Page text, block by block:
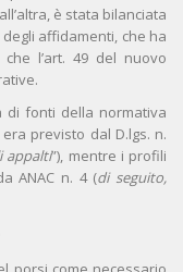
è stata bilanciata
affidamenti, che ha
l’art. 49 del nuovo
di fonti della normativa
previsto dal D.lgs. n.
appalti”), mentre i profili
ANAC n. 4 (di seguito,